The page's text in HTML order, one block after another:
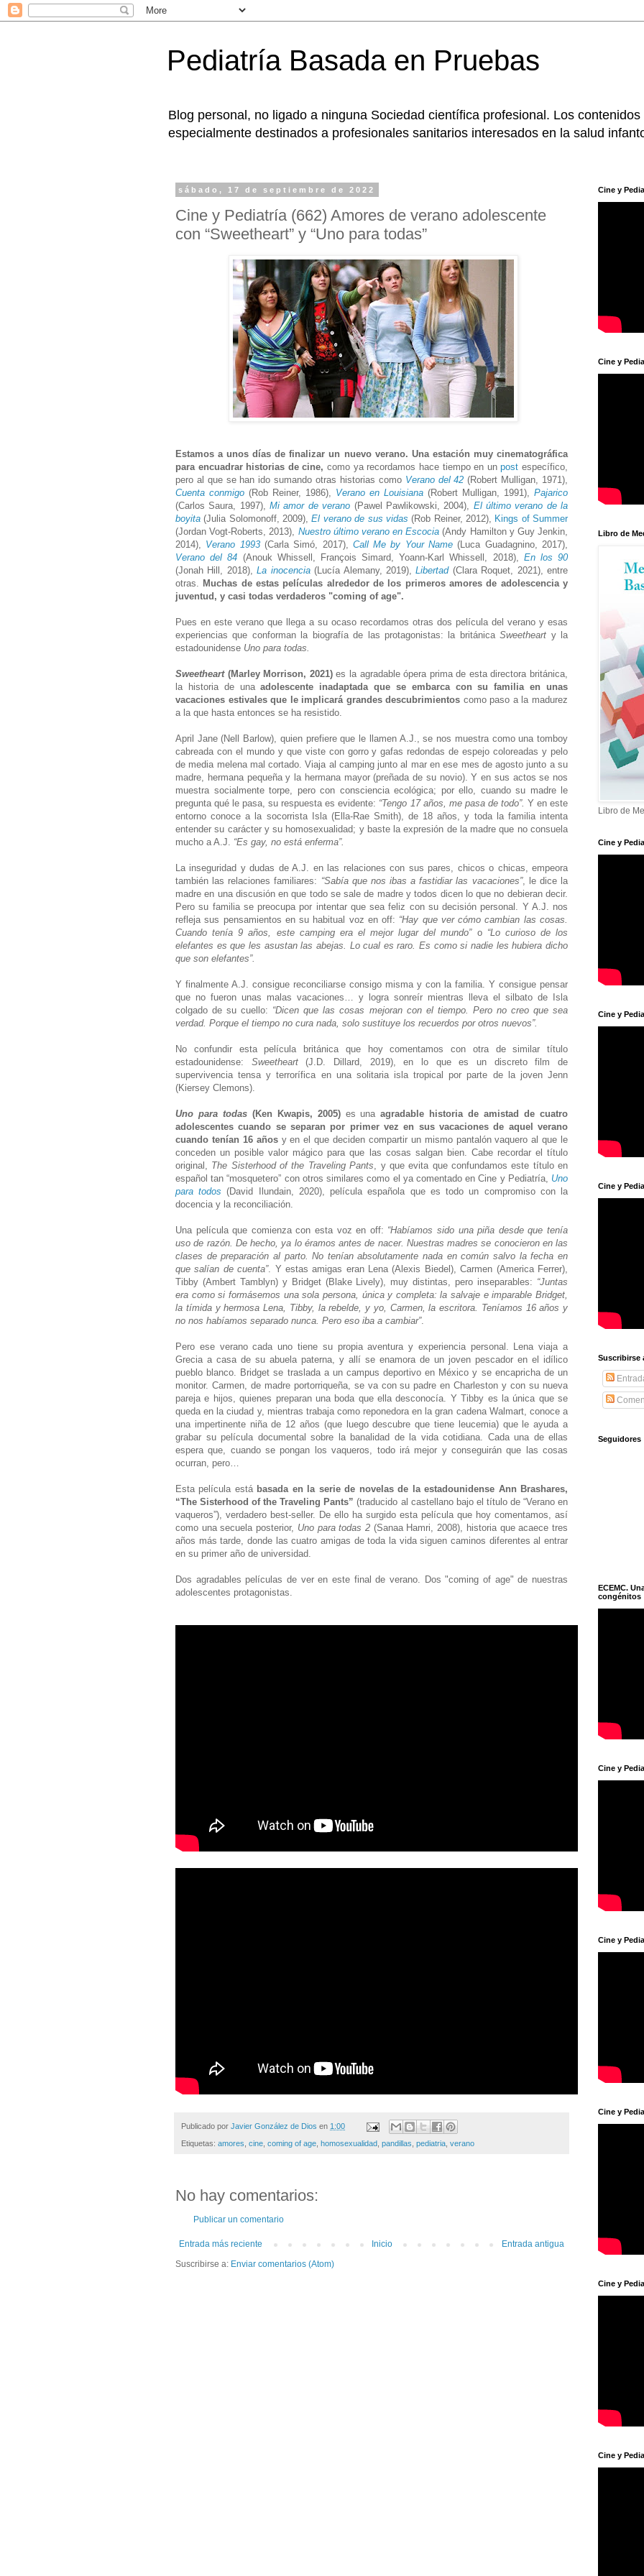
Pediatría Basada en Pruebas
Blog personal, no ligado a ninguna Sociedad científica profesional. Los
especialmente destinados a profesionales sanitarios interesados en la salud
sábado, 17 de septiembre de 2022
Cine y Pediatría (662) Amores de verano adolescente
con “Sweetheart” y “Uno para todas”
Estamos a unos días de finalizar un nuevo verano. Una estación muy cinematográfica
para encuadrar historias de cine, como ya recordamos hace tiempo en unpost específico,
pero al que se han ido sumando otras historias como Verano del 42 (Robert Mulligan, 1971),
Cuenta conmigo (Rob Reiner, 1986), Verano en Louisiana (Robert Mulligan, 1991), Pajarico
(Carlos Saura, 1997),Mi amor de verano (Pawel Pawlikowski, 2004), El último verano de la
boyita (Julia Solomonoff, 2009),El verano de sus vidas (Rob Reiner, 2012),
Kings of Summer
(Jordan Vogt-Roberts, 2013), Nuestro último verano en Escocia (Andy Hamilton y Guy Jenkin,
2014), Verano 1993(Carla Simó, 2017), Call Me by Your Name (Luca Guadagnino, 2017),
Verano del 84 (Anouk Whissell, François Simard, Yoann-Karl Whissell, 2018), En los 90
(Jonah Hill, 2018),La inocencia(Lucía Alemany, 2019),Libertad(Clara Roquet, 2021), entre
otras.
Muchas de estas películas alrededor de los primeros amores de adolescencia y
juventud, y casi todas verdaderos "coming of age".
Pues en este verano que llega a su ocaso recordamos otras dos película del verano y esas
experiencias que conforman la biografía de las protagonistas: la británicaSweetheart y la
estadounidense Uno para todas.
Sweetheart(Marley Morrison, 2021)es la agradable ópera prima de esta directora británica,
la historia de unaadolescente inadaptada que se embarca con su familia en unas
vacaciones estivales que le implicará grandes descubrimientos como paso a la madurez
a la que hasta entonces se ha resistido.
April Jane (Nell Barlow), quien prefiere que le llamen A.J., se nos muestra como una tomboy
cabreada con el mundo y que viste con gorro y gafas redondas de espejo coloreadas y pelo
de media melena mal cortado. Viaja al camping junto al mar en ese mes de agosto junto a su
madre, hermana pequeña y la hermana mayor (preñada de su novio). Y en sus actos se nos
muestra socialmente torpe, pero con consciencia ecológica; por ello, cuando su madre le
pregunta qué le pasa, su respuesta es evidente: “Tengo 17 años, me pasa de todo”. Y en este
entorno conoce a la socorrista Isla (Ella-Rae Smith), de 18 años, y toda la familia intenta
entender su carácter y su homosexualidad; y baste la expresión de la madre que no consuela
mucho a A.J. “Es gay, no está enferma”.
La inseguridad y dudas de A.J. en las relaciones con sus pares, chicos o chicas, empeora
también las relaciones familiares: “Sabía que nos ibas a fastidiar las vacaciones”, le dice la
madre en una discusión en que todo se sale de madre y todos dicen lo que no debieran decir.
Pero su familia se preocupa por intentar que sea feliz con su decisión personal. Y A.J. nos
refleja sus pensamientos en su habitual voz en off: “Hay que ver cómo cambian las cosas.
Cuando tenía 9 años, este camping era el mejor lugar del mundo”o “Lo curioso de los
elefantes es que les asustan las abejas. Lo cual es raro. Es como si nadie les hubiera dicho
que son elefantes”.
Y finalmente A.J. consigue reconciliarse consigo misma y con la familia. Y consigue pensar
que no fueron unas malas vacaciones… y logra sonreír mientras lleva el silbato de Isla
colgado de su cuello: “Dicen que las cosas mejoran con el tiempo. Pero no creo que sea
verdad. Porque el tiempo no cura nada, solo sustituye los recuerdos por otros nuevos”.
No confundir esta película británica que hoy comentamos con otra de similar título
estadounidense: Sweetheart(J.D. Dillard, 2019), en lo que es un discreto film de
supervivencia tensa y terrorífica en una solitaria isla tropical por parte de la joven Jenn
(Kiersey Clemons).
Uno para todas(Ken Kwapis, 2005) es unaagradable historia de amistad de cuatro
adolescentes cuando se separan por primer vez en sus vacaciones de aquel verano
cuando tenían 16 años y en el que deciden compartir un mismo pantalón vaquero al que le
conceden un posible valor mágico para que las cosas salgan bien. Cabe recordar el título
original, The Sisterhood of the Traveling Pants , y que evita que confundamos este título en
español tan “mosquetero” con otros similares como el ya comentado en Cine y Pediatría, Uno
para todos(David Ilundain, 2020), película española que es todo un compromiso con la
docencia y la reconciliación.
Una película que comienza con esta voz en off: “Habíamos sido una piña desde que tenía
uso de razón. De hecho, ya lo éramos antes de nacer. Nuestras madres se conocieron en las
clases de preparación al parto. No tenían absolutamente nada en común salvo la fecha en
que salían de cuenta”. Y estas amigas eran Lena (Alexis Biedel), Carmen (America Ferrer),
Tibby (Ambert Tamblyn) y Bridget (Blake Lively), muy distintas, pero inseparables: “Juntas
era como si formásemos una sola persona, única y completa: la salvaje e imparable Bridget,
la tímida y hermosa Lena, Tibby, la rebelde, y yo, Carmen, la escritora. Teníamos 16 años y
no nos habíamos separado nunca. Pero eso iba a cambiar”.
Pero ese verano cada uno tiene su propia aventura y experiencia personal. Lena viaja a
Grecia a casa de su abuela paterna, y allí se enamora de un joven pescador en el idílico
pueblo blanco. Bridget se traslada a un campus deportivo en México y se encapricha de un
monitor. Carmen, de madre portorriqueña, se va con su padre en Charleston y con su nueva
pareja e hijos, quienes preparan una boda que ella desconocía. Y Tibby es la única que se
queda en la ciudad y, mientras trabaja como reponedora en la gran cadena Walmart, conoce a
una impertinente niña de 12 años (que luego descubre que tiene leucemia) que le ayuda a
grabar su película documental sobre la banalidad de la vida cotidiana. Cada una de ellas
espera que, cuando se pongan los vaqueros, todo irá mejor y conseguirán que las cosas
ocurran, pero…
Esta película está basada en la serie de novelas de la estadounidense Ann Brashares,
“The Sisterhood of the Traveling Pants”(traducido al castellano bajo el título de “Verano en
vaqueros”), verdadero best-seller. De ello ha surgido esta película que hoy comentamos, así
como una secuela posterior, Uno para todas 2 (Sanaa Hamri, 2008), historia que acaece tres
años más tarde, donde las cuatro amigas de toda la vida siguen caminos diferentes al entrar
en su primer año de universidad.
Dos agradables películas de ver en este final de verano. Dos "coming of age" de nuestras
adolescentes protagonistas.
Publicado por Javier González de Dios en 1:00
Etiquetas: amores cine coming of age homosexualidad pandillas pediatria verano
No hay comentarios:
Publicar un comentario
Entrada más reciente Entrada antigua
Inicio
Suscribirse a: Enviar comentarios (Atom)
Cine y
Cine y
Libro de
Libro de
Cine y
Cine y
Cine y
Suscribirse
Seguidores
ECEMC.
congénitos
Cine y
Cine y
Cine y
Cine y
Cine y